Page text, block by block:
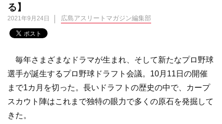
る】
2021年9月24日 広島アスリートマガジン編集部
毎年さまざまなドラマが生まれ、そして新たなプロ野球
選手が誕生するプロ野球ドラフト会議。10月11日の開催
まで1カ月を切った。長いドラフトの歴史の中で、カープ
スカウト陣はこれまで独特の眼力で多くの原石を発掘して
きた。